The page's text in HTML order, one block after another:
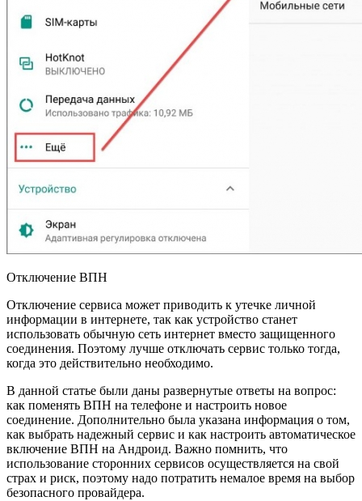
Отключение ВПН
Отключение сервиса может приводить к утечке личной
информации в интернете, так как устройство станет
использовать обычную сеть интернет вместо защищенного
соединения. Поэтому лучше отключать сервис только тогда,
когда это действительно необходимо.
В данной статье были даны развернутые ответы на вопрос:
как поменять ВПН на телефоне и настроить новое
соединение. Дополнительно была указана информация о том,
как выбрать надежный сервис и как настроить автоматическое
включение ВПН на Андроид. Важно помнить, что
использование сторонних сервисов осуществляется на свой
страх и риск, поэтому надо потратить немалое время на выбор
безопасного провайдера.